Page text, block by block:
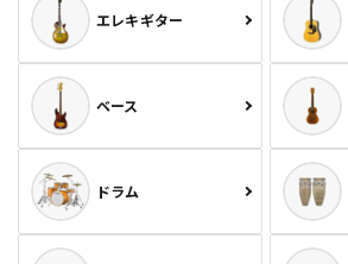
エレキギター
ベース
ドラム